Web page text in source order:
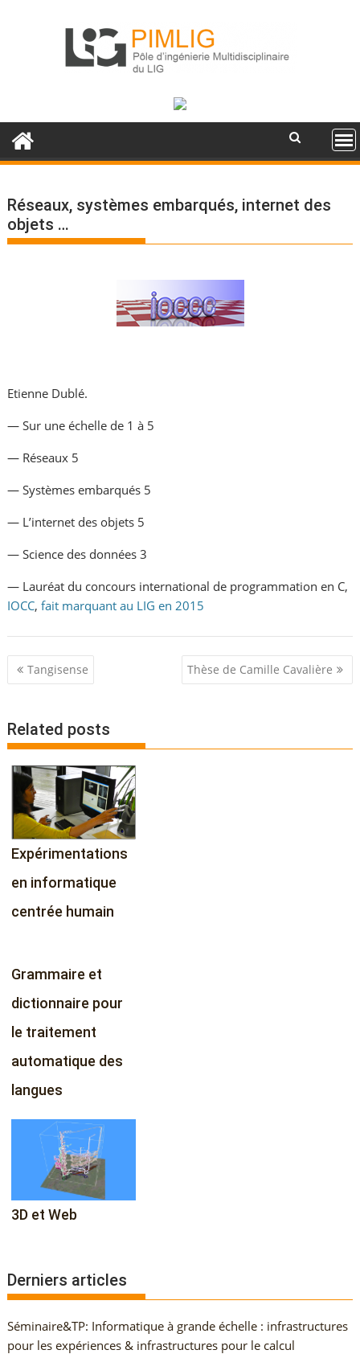
c
n
Réseaux, systèmes embarqués, internet des
objets …
Etienne Dublé.
— Sur une échelle de 1 à 5
— Réseaux 5
— Systèmes embarqués 5
— L’internet des objets 5
— Science des données 3
— Lauréat du concours international de programmation en C,
IOCC,fait marquant au LIG en 2015
P
o
t
n
a
g
a
t
o
Tangisense Thèse de Camille Cavalière
Related posts
Expérimentations
en informatique
centrée humain
Grammaire et
dictionnaire pour
le traitement
automatique des
langues
3D et Web
Derniers articles
Séminaire&TP: Informatique à grande échelle : infrastructures
pour les expériences & infrastructures pour le calcul